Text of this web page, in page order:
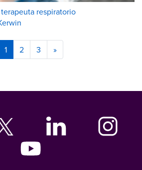
respiratorio
1 2 3 »